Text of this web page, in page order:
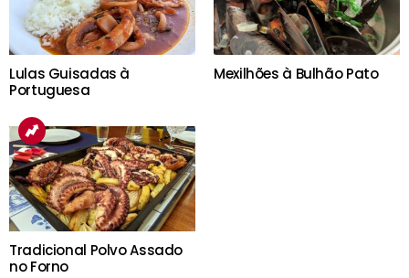
Lulas Guisadas à
Portuguesa
Mexilhões à Bulhão Pato
Tradicional Polvo Assado
no Forno